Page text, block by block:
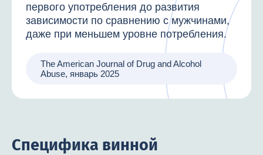
первого употребления до развития
зависимости по сравнению с мужчинами,
даже при меньшем уровне потребления.
The American Journal of Drug and Alcohol
Abuse, январь 2025
Специфика винной